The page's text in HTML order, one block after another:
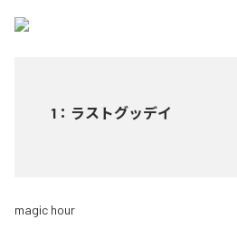
1 ： ラストグッデイ
magic hour